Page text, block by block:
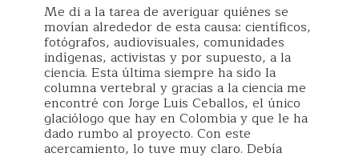
Me di a la tarea de averiguar quiénes se
movían alrededor de esta causa: científicos,
fotógrafos, audiovisuales, comunidades
indígenas, activistas y por supuesto, a la
ciencia. Esta última siempre ha sido la
columna vertebral y gracias a la ciencia me
encontré con Jorge Luis Ceballos, el único
glaciólogo que hay en Colombia y que le ha
dado rumbo al proyecto. Con este
acercamiento, lo tuve muy claro. Debía